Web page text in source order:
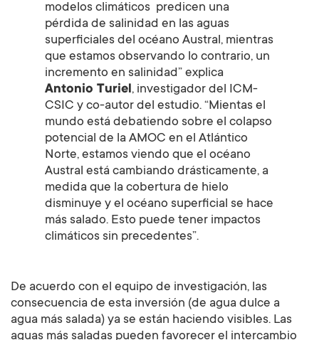
modelos climáticos predicen una
pérdida de salinidad en las aguas
superficiales del océano Austral, mientras
que estamos observando lo contrario, un
incremento en salinidad” explica
Antonio Turiel, investigador del ICM-
CSIC y co-autor del estudio. “Mientas el
mundo está debatiendo sobre el colapso
potencial de la AMOC en el Atlántico
Norte, estamos viendo que el océano
Austral está cambiando drásticamente, a
medida que la cobertura de hielo
disminuye y el océano superficial se hace
más salado. Esto puede tener impactos
climáticos sin precedentes”.
De acuerdo con el equipo de investigación, las
consecuencia de esta inversión (de agua dulce a
agua más salada) ya se están haciendo visibles. Las
aguas más saladas pueden favorecer el intercambio